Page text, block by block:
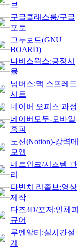
브
구글클래스룸/구글
포토
그누보드(GNU
BOARD)
나비스웍스:공정시
뮬
넘버스:맥 스프레드
시트
네이버 오피스 과정
네이버모두-모바일
홈피
노션(Notion)-강력메
모앱
네트워크/시스템 관
리
다빈치 리졸브:영상
제작
다즈3D/포저:인체피
규어
루멘알티:실시간설
계